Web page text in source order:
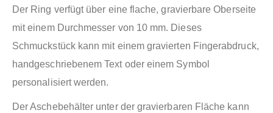
Der Ring verfügt über eine flache, gravierbare Oberseite
mit einem Durchmesser von 10 mm. Dieses
Schmuckstück kann mit einem gravierten Fingerabdruck,
handgeschriebenem Text oder einem Symbol
personalisiert werden.
Der Aschebehälter unter der gravierbaren Fläche kann